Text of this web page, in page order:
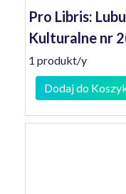
Pro Libris:
Kulturalne nr
1 produkt/y
Dodaj do